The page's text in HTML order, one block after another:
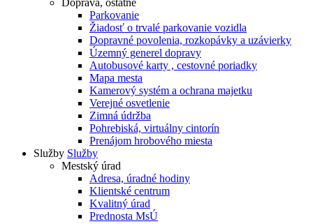
Doprava, ostatné
Parkovanie
Žiadosť o trvalé parkovanie vozidla
Dopravné povolenia, rozkopávky a uzávierky
Územný generel dopravy
Autobusové karty , cestovné poriadky
Mapa mesta
Kamerový systém a ochrana majetku
Verejné osvetlenie
Zimná údržba
Pohrebiská, virtuálny cintorín
Prenájom hrobového miesta
Služby Služby
Mestský úrad
Adresa, úradné hodiny
Klientské centrum
Kvalitný úrad
Prednosta MsÚ